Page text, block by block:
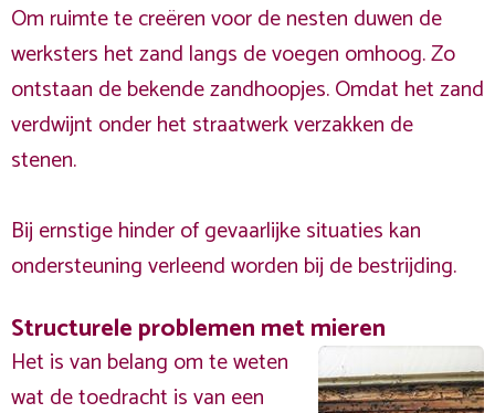
Om ruimte te creëren voor de nesten duwen de
werksters het zand langs de voegen omhoog. Zo
ontstaan de bekende zandhoopjes. Omdat het zand
verdwijnt onder het straatwerk verzakken de
stenen.
Bij ernstige hinder of gevaarlijke situaties kan
ondersteuning verleend worden bij de bestrijding.
Structurele problemen met mieren
Het is van belang om te weten
wat de toedracht is van een